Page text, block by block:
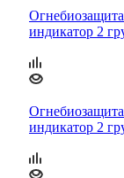
индикатор 2
индикатор 2